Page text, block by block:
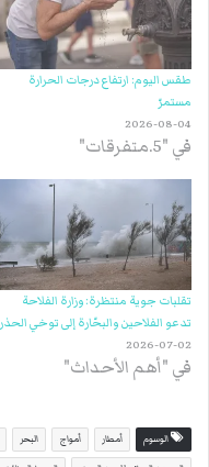
طقس اليوم: ارتفاع درجات الحرارة
مستمرّ
2026-08-04
في "5.متفرقات"
تقلبات جوية منتظرة: وزارة الفلاحة
تدعو الفلاحين والبحّارة إلى توخي الحذر
2026-07-02
في "أهم الأحداث"
الوسوم أمطار أمواج البحر